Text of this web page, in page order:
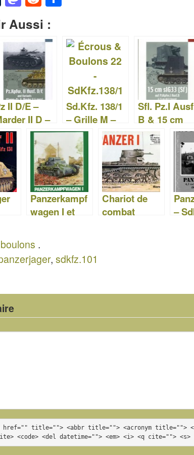
u
m
bl
r
a
st
o
d
o
n
e
d
di
t
g
er
Aussi :
II D/E –
II D –
II –
& Bolts
Sd.Kfz. 138/1
– Grille M –
Écrous &
Boulons 22
Sfl. Pz.I
B & 15 cm
sIG 33 –
Écrous &
Boulons 19
Panzerkampf
wagen I et
Arsenal
Sonderband
Chariot de
combat
–
.
, sdkfz.101
href="" title=""> <abbr title=""> <acronym title="">
<code> <del datetime=""> <em> <i> <q cite="">